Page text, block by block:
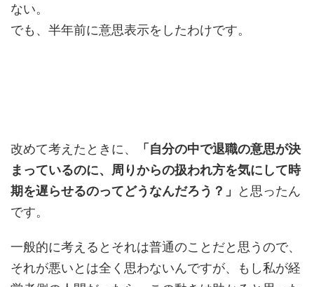
ない。
でも、半年前に意思表示をしたわけです。
改めて考えたときに、
「自分の中で退職の意思が決
まっているのに、周りからの扱われ方を気にして時
期を遅らせるのってどうなんだろう？」
と思ったん
です。
一般的に考えるとそれは普通のことだと思うので、
それが悪いとは全く思わないんですが、もし私が経